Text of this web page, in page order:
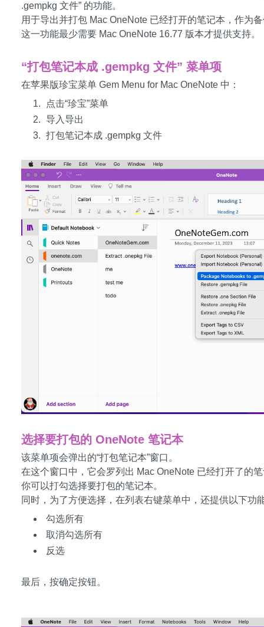
.gempkg 文件” 的功能。
用于导出并打包 Mac OneNote 已经打开的笔记本，作为
这一功能最少需要 Mac OneNote 16.77 版本才提供支持。
“打包笔记本成 .gempkg 文件” 菜单项
在苹果版珍宝菜单 Gem Menu for Mac OneNote 中：
点击“珍宝”菜单
导入导出
打包笔记本成 .gempkg 文件
选择要打包的 OneNote 笔记本
该菜单项会弹出的“打包笔记本”窗口。
在这个窗口中，它会罗列出 Mac OneNote 已经打开了的
你可以打勾选择要打包的笔记本。
同时，为了方便选择，在列表右键菜单中，还提供以下功
勾选所有
取消勾选所有
反选
最后，按确定按钮。